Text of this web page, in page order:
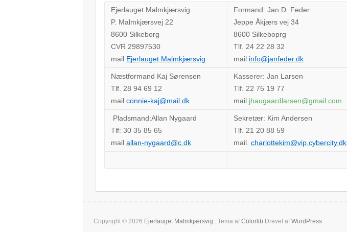
Ejerlauget Malmkjærsvig
P. Malmkjærsvej 22
8600 Silkeborg
CVR 29897530
mail Ejerlauget Malmkjærsvig
Formand: Jan D. Feder
Jeppe Åkjærs vej 34
8600 Silkeboprg
Tlf. 24 22 28 32
mail info@janfeder.dk
Næstformand Kaj Sørensen
Tlf. 28 94 69 12
mailconnie-kaj@mail.dk
Kasserer: Jan Larsen
Tlf. 22 75 19 77
mail jhaugaardlarsen@gmail.com
Pladsmand:Allan Nygaard
Tlf: 30 35 85 65
mailallan-nygaard@c.dk
Sekretær: Kim Andersen
Tlf. 21 20 88 59
mail.charlottekim@vip.cybercity.dk
Copyright © 2026 Ejerlauget Malmkjærsvig.. Tema afColorlib Drevet afWordPress